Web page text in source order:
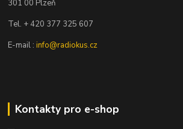
301 00 Plzeň
Tel. + 420 377 325 607
E-mail :info@radiokus.cz
Kontakty pro e-shop